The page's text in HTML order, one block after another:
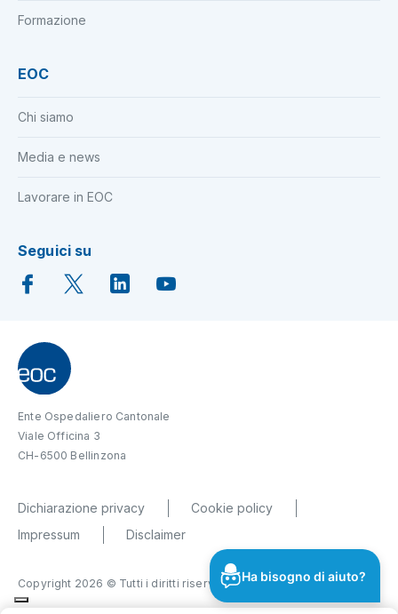
Formazione
EOC
Chi siamo
Media e news
Lavorare in EOC
Seguici su
Ente Ospedaliero Cantonale
Viale Officina 3
CH-6500 Bellinzona
Dichiarazione privacy
Cookie policy
Impressum
Disclaimer
Copyright 2026 © Tutti i diritti riservati
Ha bisogno di aiuto?